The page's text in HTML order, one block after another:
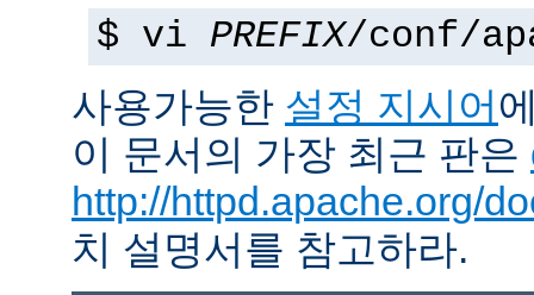
$ vi PREFIX/conf/
사용가능한 설정 지시어
이 문서의 가장 최근 판은
http://httpd.apache.org/
치 설명서를 참고하라.